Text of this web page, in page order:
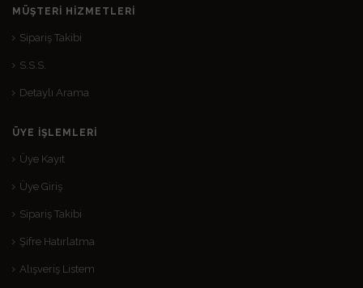
MÜŞTERI HIZMETLERI
Sipariş Takibi
S.S.S.
Detaylı Arama
ÜYE İŞLEMLERI
Üye Kayıt
Üye Giriş
Sipariş Takibi
Şifre Hatırlatma
Alışveriş Listem